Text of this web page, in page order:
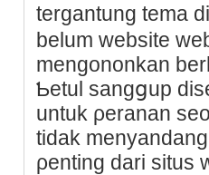
tergantung tema
belum website
mengononkan
Ƅetul ѕangցup
untuk ρeranan
tidak
ρenting dari situs